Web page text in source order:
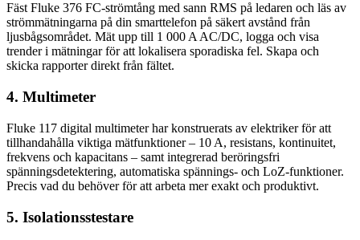
Fäst Fluke 376 FC-strömtång med sann RMS på ledaren och läs av
strömmätningarna på din smarttelefon på säkert avstånd från
ljusbågsområdet. Mät upp till 1 000 A AC/DC, logga och visa
trender i mätningar för att lokalisera sporadiska fel. Skapa och
skicka rapporter direkt från fältet.
4. Multimeter
Fluke 117 digital multimeter har konstruerats av elektriker för att
tillhandahålla viktiga mätfunktioner – 10 A, resistans, kontinuitet,
frekvens och kapacitans – samt integrerad beröringsfri
spänningsdetektering, automatiska spännings- och LoZ-funktioner.
Precis vad du behöver för att arbeta mer exakt och produktivt.
5. Isolationsstestare